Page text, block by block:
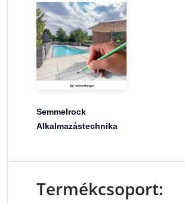
Semmelrock
Alkalmazástechnika
Termékcsoport: